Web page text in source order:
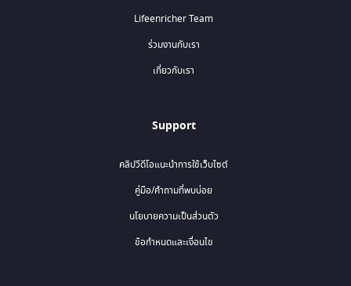
Lifeenricher Team
ร่วมงานกับเรา
เกี่ยวกับเรา
Support
คลิปวีดีโอแนะนำการใช้เว็บไซต์
คู่มือ/คำถามที่พบบ่อย
นโยบายความเป็นส่วนตัว
ข้อกำหนดและเงื่อนไข